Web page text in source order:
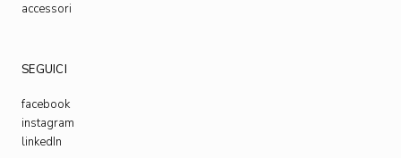
accessori
SEGUICI
facebook
instagram
linkedIn